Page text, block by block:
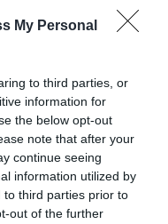
My Personal
to third parties, or
information for
the below opt-out
note that after your
continue seeing
information utilized by
to third parties prior to
out of the further